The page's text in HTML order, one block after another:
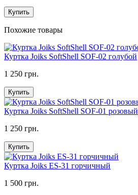
Купить
Похожие товары
Куртка Joiks SoftShell SOF-02 голубой
1 250 грн.
Купить
Куртка Joiks SoftShell SOF-01 розовый
1 250 грн.
Купить
Куртка Joiks ES-31 горчичный
1 500 грн.